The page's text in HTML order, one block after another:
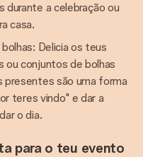
a celebração ou
casa.
Delicia os teus
ou conjuntos de bolhas
presentes são uma forma
teres vindo" e dar a
o dia.
para o teu evento